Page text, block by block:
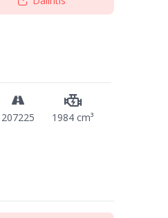
207225 1984 cm³